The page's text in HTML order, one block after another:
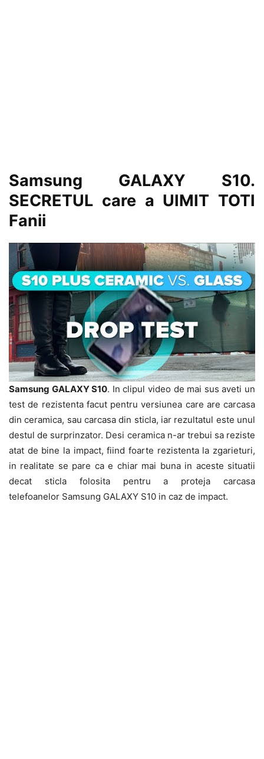
Samsung GALAXY S10.
SECRETUL care a UIMIT TOTI
Fanii
Samsung GALAXY S10. In clipul video de mai sus aveti un
test de rezistenta facut pentru versiunea care are carcasa
din ceramica, sau carcasa din sticla, iar rezultatul este unul
destul de surprinzator. Desi ceramica n-ar trebui sa reziste
atat de bine la impact, fiind foarte rezistenta la zgarieturi,
in realitate se pare ca e chiar mai buna in aceste situatii
decat sticla folosita pentru a proteja carcasa
telefoanelor Samsung GALAXY S10 in caz de impact.